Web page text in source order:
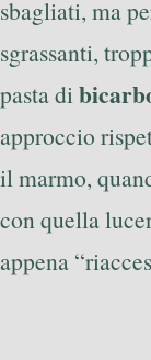
sbagliati, ma
sgrassanti,
pasta di
approccio
il marmo,
con quella
appena